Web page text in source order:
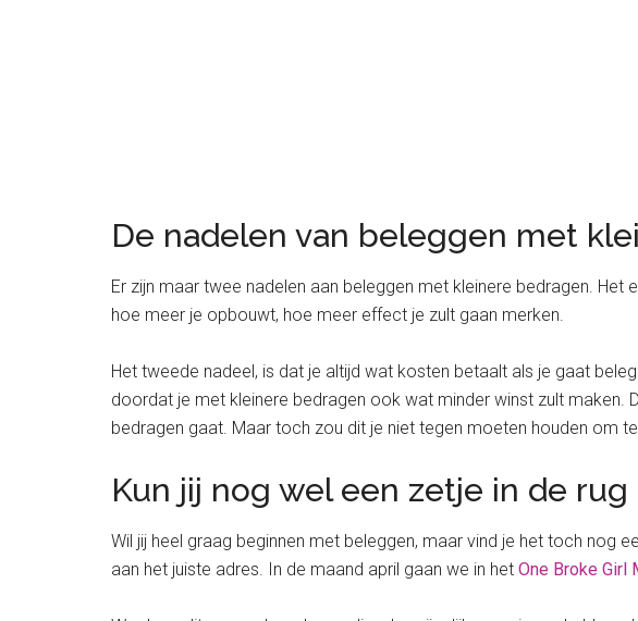
De nadelen van beleggen met
Er zijn maar twee nadelen aan beleggen met kleinere bedragen.
hoe meer je opbouwt, hoe meer effect je zult gaan merken.
Het tweede nadeel, is dat je altijd wat kosten betaalt als je gaat
doordat je met kleinere bedragen ook wat minder winst zult
bedragen gaat. Maar toch zou dit je niet tegen moeten houden om te
Kun jij nog wel een zetje in de
Wil jij heel graag beginnen met beleggen, maar vind je het toch nog
aan het juiste adres. In de maand april gaan we in het One Broke Girl